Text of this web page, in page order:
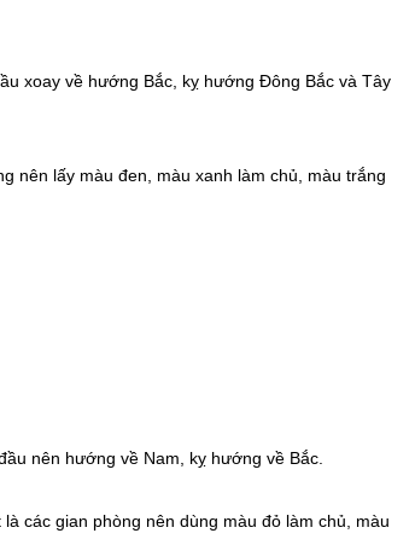
xoay về hướng Bắc, kỵ hướng Đông Bắc và Tây
nên lấy màu đen, màu xanh làm chủ, màu trắng
nên hướng về Nam, kỵ hướng về Bắc.
các gian phòng nên dùng màu đỏ làm chủ, màu